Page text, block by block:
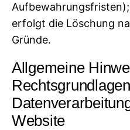
erfolgt die Löschung
Gründe.
Allgemeine
Website